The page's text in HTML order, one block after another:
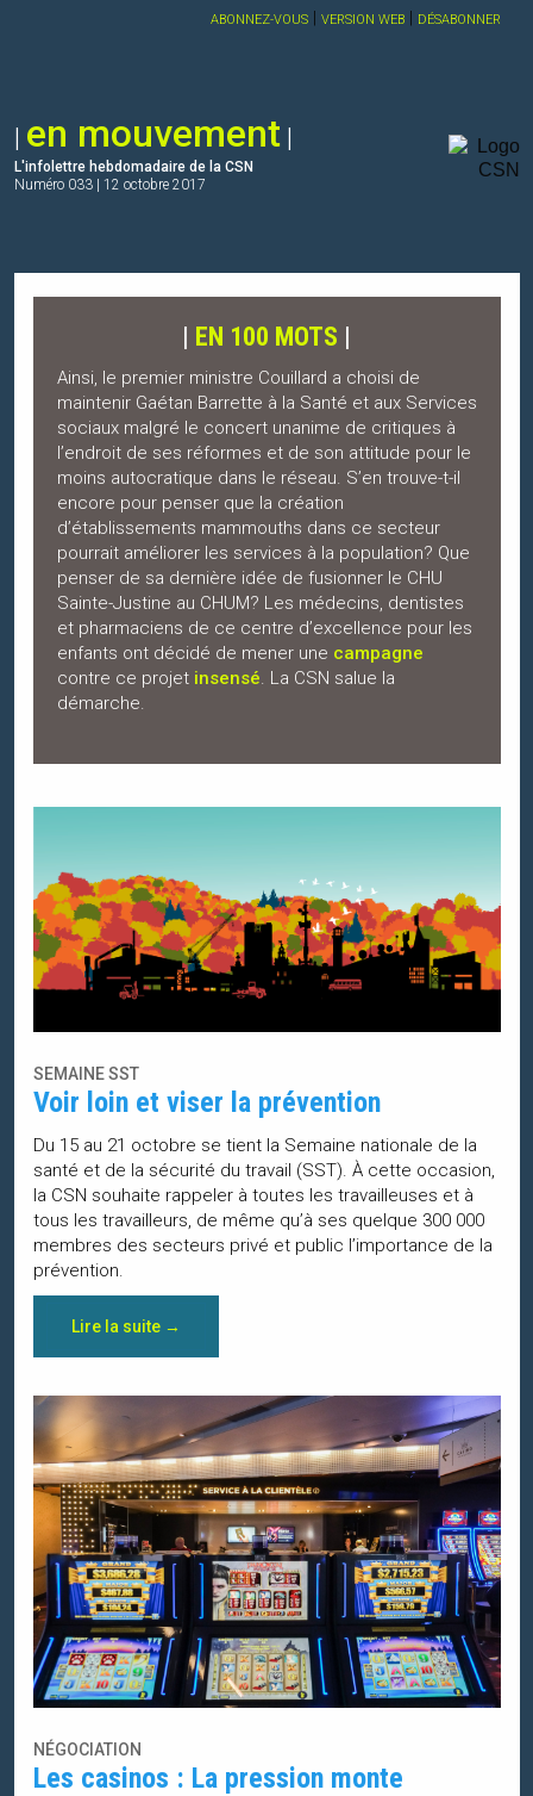
ABONNEZ-VOUS| VERSION WEB| DÉSABONNER
| en mouvement|
L'infolettre hebdomadaire de la CSN
Numéro 033| 12 octobre 2017
| EN 100 MOTS |
Ainsi, le premier ministre Couillard a choisi de
maintenir Gaétan Barrette à la Santé et aux Services
sociaux malgré le concert unanime de critiques à
l’endroit de ses réformes et de son attitude pour le
moins autocratique dans le réseau. S’en trouve-t-il
encore pour penser que la création
d’établissements mammouths dans ce secteur
pourrait améliorer les services à la population? Que
penser de sa dernière idée de fusionner le CHU
Sainte-Justine au CHUM? Les médecins, dentistes
et pharmaciens de ce centre d’excellence pour les
enfants ont décidé de mener une campagne
contre ce projet insensé. La CSN salue la
démarche.
SEMAINE SST
Voir loin et viser la prévention
Du 15 au 21 octobre se tient la Semaine nationale de la
santé et de la sécurité du travail (SST). À cette occasion,
la CSN souhaite rappeler à toutes les travailleuses et à
tous les travailleurs, de même qu’à ses quelque 300 000
membres des secteurs privé et public l’importance de la
prévention.
Lire la suite →
NÉGOCIATION
Les casinos : La pression monte